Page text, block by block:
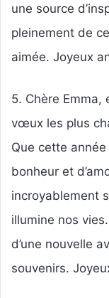
une source
pleinement de
aimée. Joyeux
5. Chère Emma,
vœux les plus
Que cette
bonheur et
incroyablement
illumine nos
d’une nouvelle
souvenirs.